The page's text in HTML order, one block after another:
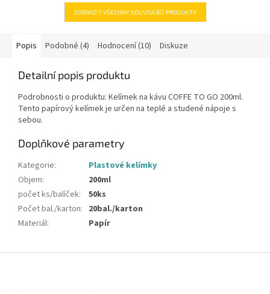
ZOBRAZIT VŠECHNY SOUVISEJÍCÍ PRODUKTY
Popis Podobné (4) Hodnocení (10) Diskuze
Detailní popis produktu
Podrobnosti o produktu: Kelímek na kávu COFFE TO GO 200ml.
Tento papírový kelímek je určen na teplé a studené nápoje s
sebou.
Doplňkové parametry
Kategorie:
Plastové kelímky
Objem:
200ml
počet ks/balíček:
50ks
Počet bal./karton: 20bal./karton
Materiál: Papír